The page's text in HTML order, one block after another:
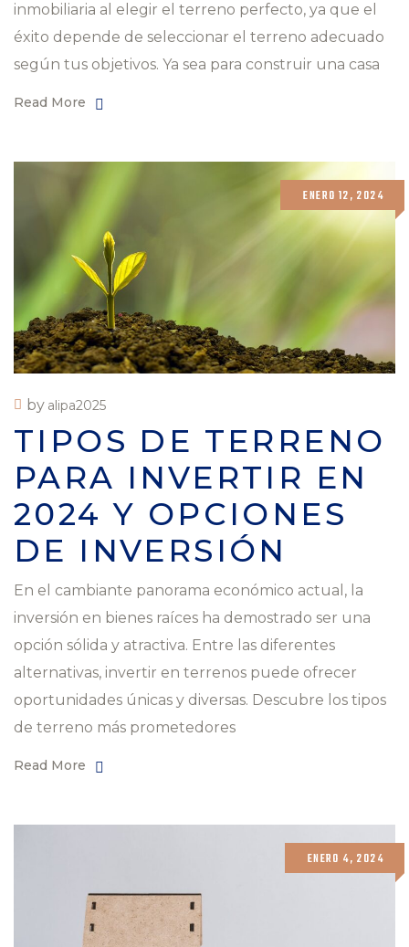
inmobiliaria al elegir el terreno perfecto, ya que el
éxito depende de seleccionar el terreno adecuado
según tus objetivos. Ya sea para construir una casa
Read More
ENERO 12, 2024
by alipa2025
TIPOS DE TERRENO
PARA INVERTIR EN
2024 Y OPCIONES
DE INVERSIÓN
En el cambiante panorama económico actual, la
inversión en bienes raíces ha demostrado ser una
opción sólida y atractiva. Entre las diferentes
alternativas, invertir en terrenos puede ofrecer
oportunidades únicas y diversas. Descubre los tipos
de terreno más prometedores
Read More
ENERO 4, 2024